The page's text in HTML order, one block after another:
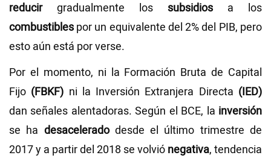
reducirgradualmente los subsidios a los
combustibles por un equivalente del 2% del PIB, pero
esto aún está por verse.
Por el momento, ni la Formación Bruta de Capital
Fijo (FBKF) ni la Inversión Extranjera Directa (IED)
dan señales alentadoras. Según el BCE, la inversión
se ha desaceleradodesde el último trimestre de
2017 y a partir del 2018 se volvió negativa, tendencia